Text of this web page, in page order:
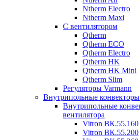
Ntherm Electro
Ntherm Maxi
С вентилятором
Qtherm
Qtherm ECO
Qtherm Electro
Qtherm HK
Qtherm HK Mini
Qtherm Slim
Регуляторы Varmann
Внутрипольные
Внутрипольные
вентилятора
Vitron ВК.55.160
Vitron ВК.55.200